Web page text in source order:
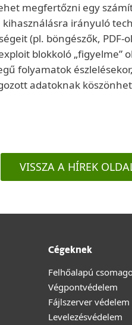
megfertőzni egy
irányuló
(pl. böngészők, PDF-
blokkoló
folyamatok
adatoknak
VISSZA A HÍREK
Cégeknek
Felhőalapú
Végpontvédelem
Fájlszerver védelem
Levelezésvédelem